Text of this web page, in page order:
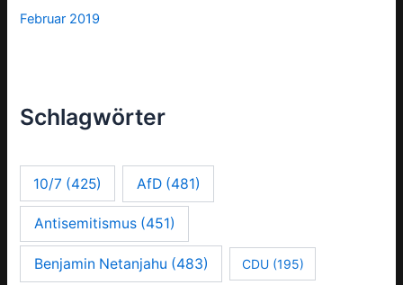
Februar 2019
Schlagwörter
10/7 (425) AfD(481)
Antisemitismus(451)
Benjamin Netanjahu (483) CDU(195)